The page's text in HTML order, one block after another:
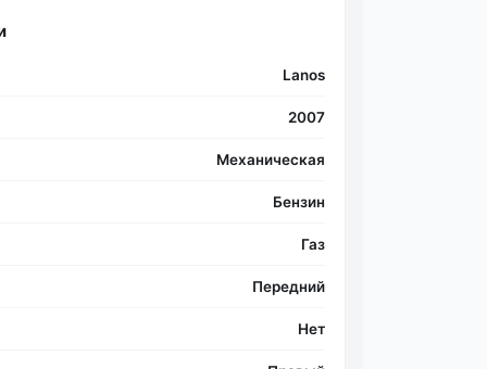
Lanos
2007
Механическая
Бензин
Газ
Передний
Нет